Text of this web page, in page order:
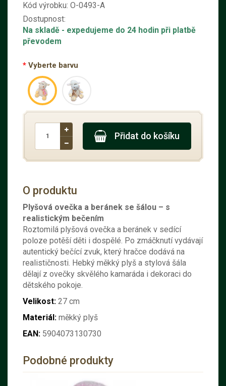
Kód výrobku: O-0493-A
Dostupnost:
Na skladě - expedujeme do 24 hodin při platbě
převodem
Vyberte barvu
Přidat do košíku
O produktu
Plyšová ovečka a beránek se šálou – s
realistickým bečením
Roztomilá plyšová ovečka a beránek v sedící
poloze potěší děti i dospělé. Po zmáčknutí vydávají
autentický bečící zvuk, který hračce dodává na
realističnosti. Hebký měkký plyš a stylová šála
dělají z ovečky skvělého kamaráda i dekoraci do
dětského pokoje.
Velikost: 27 cm
Materiál: měkký plyš
EAN: 5904073130730
Podobné produkty